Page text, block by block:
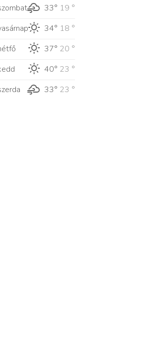
33° 19 °
34° 18 °
37° 20 °
40° 23 °
33° 23 °